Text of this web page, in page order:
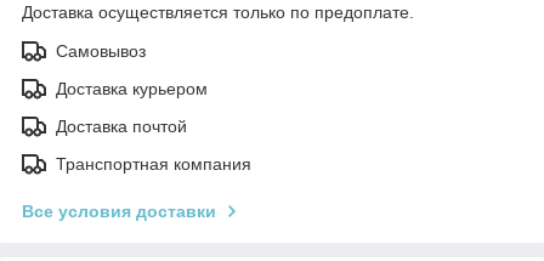
Доставка осуществляется только по предоплате.
Самовывоз
Доставка курьером
Доставка почтой
Транспортная компания
Все условия доставки